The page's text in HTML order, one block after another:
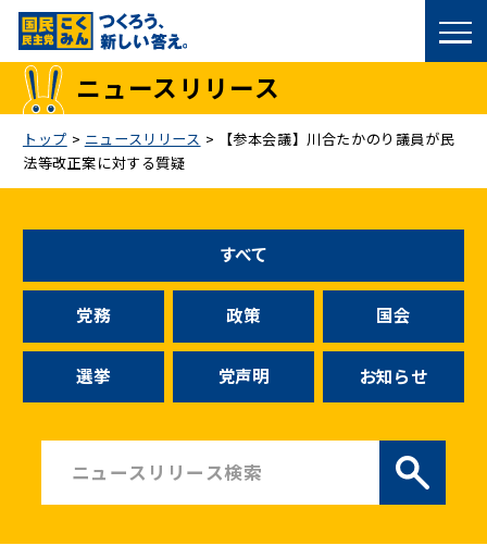
国民民主党トップ
議員
候補者公募
こくみん政治塾
お問い合わせ
ニュースリリース
ニュースリリース
トップ > ニュースリリース >
【参本会議】川合たかのり議員が民
法等改正案に対する質疑
すべて
党務 政策 国会
選挙 党声明 お知らせ